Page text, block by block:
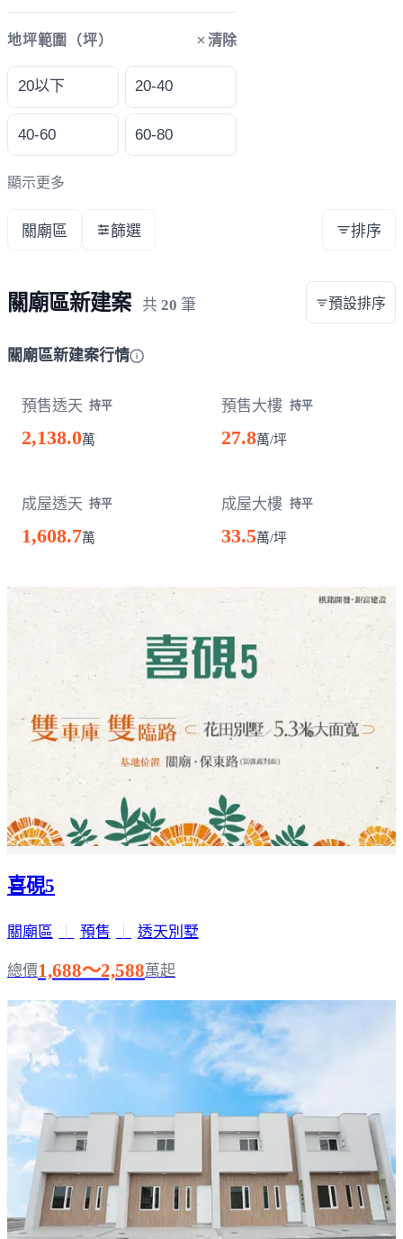
地坪範圍（坪） 清除
20以下 20-40
40-60 60-80
顯示更多
關廟區 篩選 排序
關廟區新建案 共 20 筆 預設排序
關廟區新建案行情
預售透天 持平
2,138.0萬
預售大樓 持平
27.8萬/坪
成屋透天 持平
1,608.7萬
成屋大樓 持平
33.5萬/坪
喜硯5
關廟區 預售 透天別墅
總價1,688～2,588萬起